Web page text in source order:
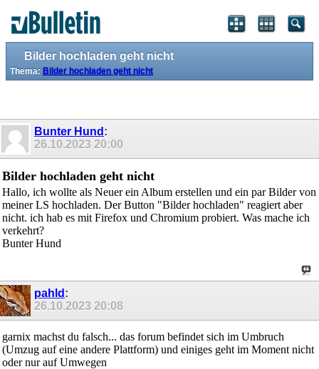
Bilder hochladen geht nicht
Thema: Bilder hochladen geht nicht
Bunter Hund :
26.10.2023 20:00
Bilder hochladen geht nicht
Hallo, ich wollte als Neuer ein Album erstellen und ein par Bilder von
meiner LS hochladen. Der Button "Bilder hochladen" reagiert aber
nicht. ich hab es mit Firefox und Chromium probiert. Was mache ich
verkehrt?
Bunter Hund
pahld :
26.10.2023 20:08
garnix machst du falsch... das forum befindet sich im Umbruch
(Umzug auf eine andere Plattform) und einiges geht im Moment nicht
oder nur auf Umwegen